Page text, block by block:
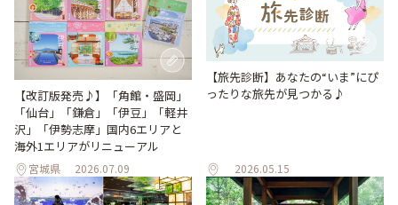
【改訂版発売♪】「角館・盛岡」
「仙台」「鎌倉」「伊豆」「軽井
沢」「伊勢志摩」国内6エリアと
海外1エリアがリニューアル
宮城県 2026.07.09
【旅先診断】あなたの“いま”にぴ
ったりな旅先が見つかる♪
2026.05.15